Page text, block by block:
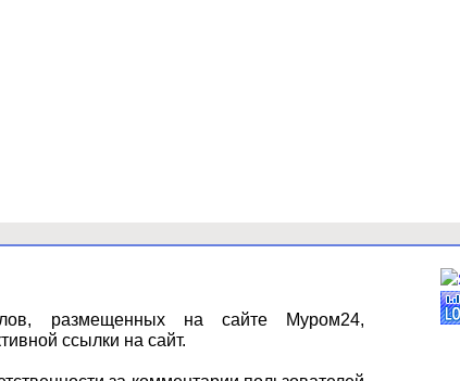
размещенных на сайте Муром24,
ссылки на сайт.